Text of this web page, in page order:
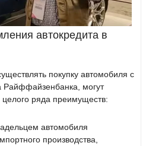
автокредита в
покупку автомобиля с
Райффайзенбанка, могут
целого ряда преимуществ:
автомобиля
производства,